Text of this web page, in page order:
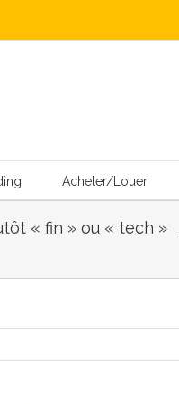
Acheter/Louer
« fin » ou « tech »